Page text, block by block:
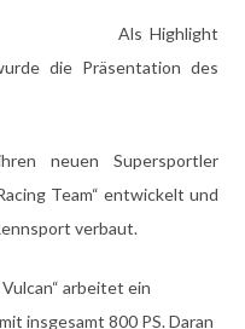
Als Highlight
die Präsentation des
neuen Supersportler
Team“ entwickelt und
verbaut.
arbeitet ein
insgesamt 800 PS. Daran